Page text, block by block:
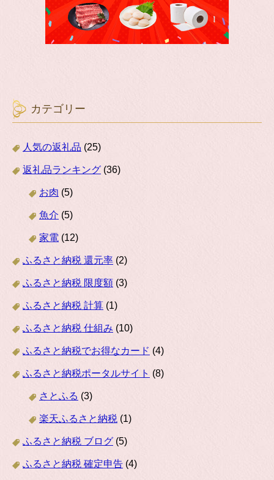
カテゴリー
人気の返礼品 (25)
返礼品ランキング (36)
お肉 (5)
魚介 (5)
家電 (12)
ふるさと納税 還元率 (2)
ふるさと納税 限度額 (3)
ふるさと納税 計算 (1)
ふるさと納税 仕組み (10)
ふるさと納税でお得なカード (4)
ふるさと納税ポータルサイト (8)
さとふる (3)
楽天ふるさと納税 (1)
ふるさと納税 ブログ (5)
ふるさと納税 確定申告 (4)